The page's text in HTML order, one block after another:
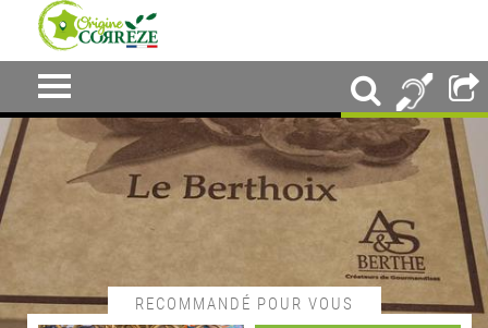
RECOMMANDÉ POUR VOUS